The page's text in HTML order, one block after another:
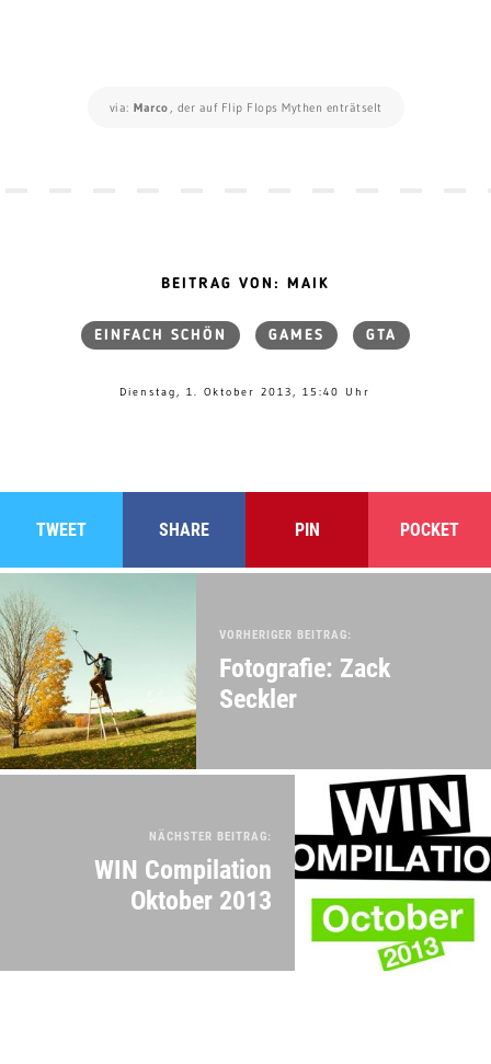
via: Marco , der auf Flip Flops Mythen enträtselt
BEITRAG VON: MAIK
EINFACH SCHÖN GAMES GTA
Dienstag, 1. Oktober 2013, 15:40 Uhr
TWEET SHARE PIN POCKET
VORHERIGER BEITRAG:
Fotografie: Zack
Seckler
NÄCHSTER BEITRAG:
WIN Compilation
Oktober 2013